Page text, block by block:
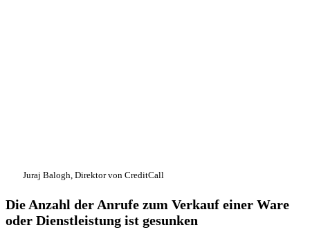
Juraj Balogh, Direktor von CreditCall
Die Anzahl der Anrufe zum Verkauf einer Ware
oder Dienstleistung ist gesunken